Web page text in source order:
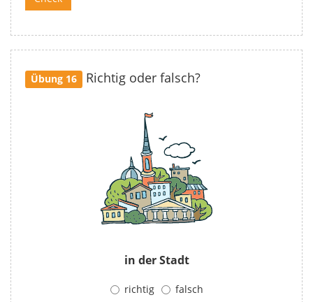
Übung 16 Richtig oder falsch?
in der Stadt
richtig falsch